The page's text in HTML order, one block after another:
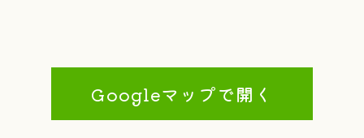
Googleマップで開く